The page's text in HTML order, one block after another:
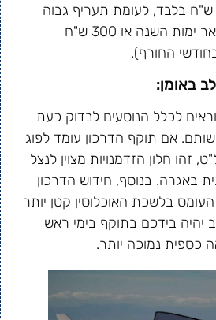
החורף עומדת על 175 ש"ח בלבד, לעומת תעריף גבוה
יותר של 280 ש"ח בשאר ימות השנה או 300 ש"ח
החורף).
באומן:
לכלל הנוסעים לבדוק כעת
אם תוקף הדרכון עומד לפוג
חלון הזדמנויות מצוין לנצל
באגרה. בנוסף, חידוש הדרכון
בלשכת האוכלוסין קטן יותר
בידכם בתוקף בימי ראש
כספית נמוכה יותר.